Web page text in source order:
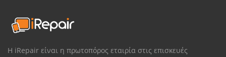
Η iRepair είναι η πρωτοπόρος εταιρία στις επισκευές